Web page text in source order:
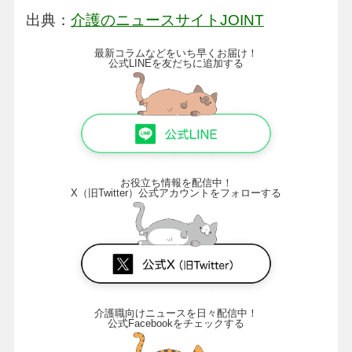
出典： 介護のニュースサイトJOINT
最新コラムなどをいち早くお届け！
公式LINEを友だちに追加する
お役立ち情報を配信中！
X（旧Twitter）公式アカウントをフォローする
介護職向けニュースを日々配信中！
公式Facebookをチェックする